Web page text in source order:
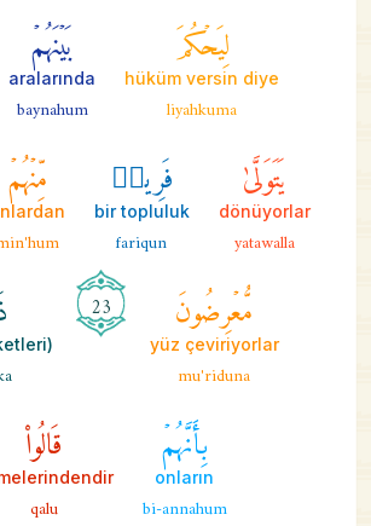
لِيَحۡكُمَ
hüküm versin diye
liyahkuma
بَيۡنَهُمۡ
aralarında
baynahum
يَتَوَلَّىٰ
dönüyorlar
yatawalla
فَرِيقٞ
bir topluluk
fariqun
مِّنۡهُمۡ
مُّعۡرِضُونَ
yüz çeviriyorlar
mu'riduna
23
بِأَنَّهُمۡ
onların
bi-annahum
قَالُواْ
qalu